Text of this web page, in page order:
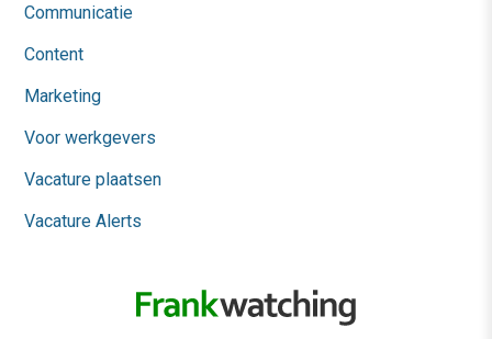
Communicatie
Content
Marketing
Voor werkgevers
Vacature plaatsen
Vacature Alerts